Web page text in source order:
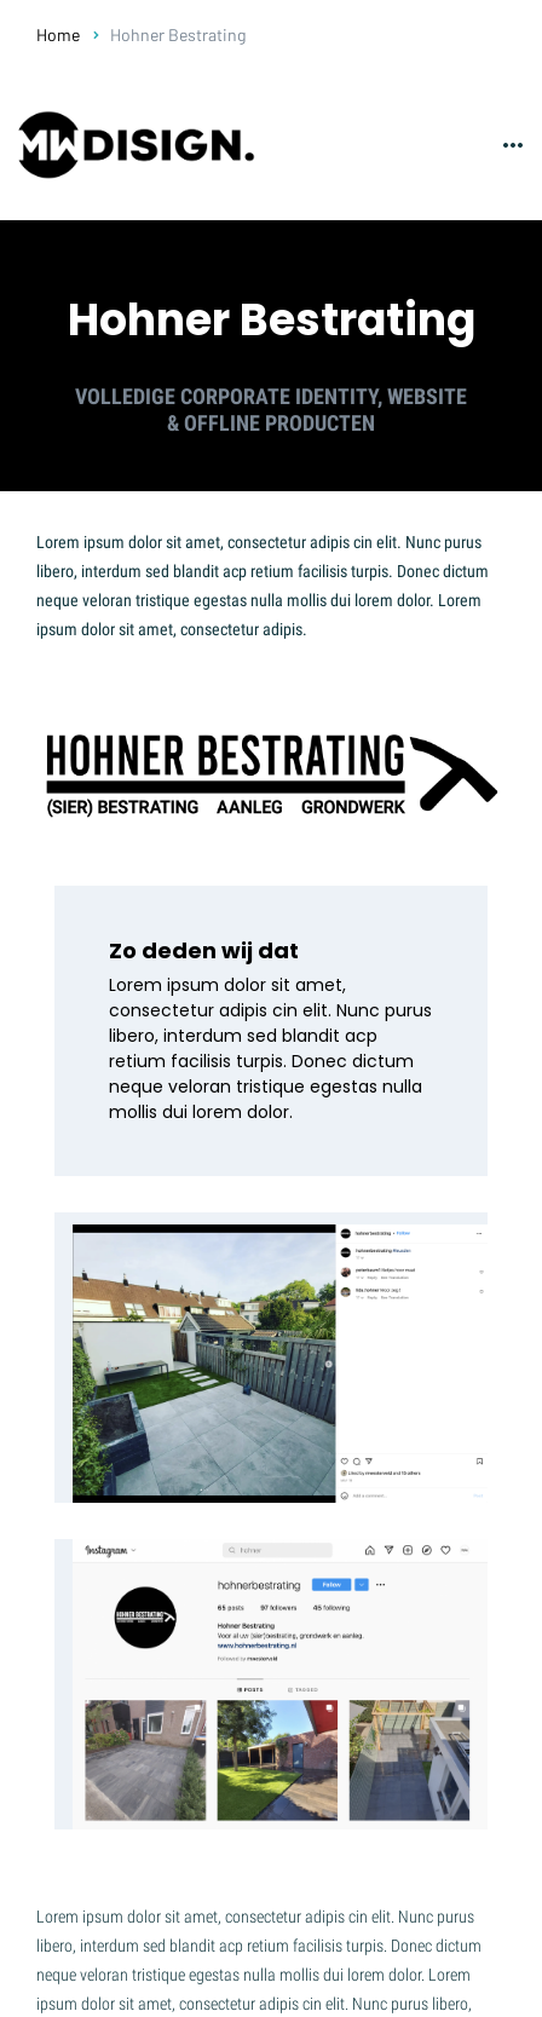
Home Hohner Bestrating
Hohner Bestrating
VOLLEDIGE CORPORATE IDENTITY, WEBSITE
& OFFLINE PRODUCTEN
Lorem ipsum dolor sit amet, consectetur adipis cin elit. Nunc purus
libero, interdum sed blandit acp retium facilisis turpis. Donec dictum
neque veloran tristique egestas nulla mollis dui lorem dolor. Lorem
ipsum dolor sit amet, consectetur adipis.
Zo deden wij dat
Lorem ipsum dolor sit amet,
consectetur adipis cin elit. Nunc purus
libero, interdum sed blandit acp
retium facilisis turpis. Donec dictum
neque veloran tristique egestas nulla
mollis dui lorem dolor.
Lorem ipsum dolor sit amet, consectetur adipis cin elit. Nunc purus
libero, interdum sed blandit acp retium facilisis turpis. Donec dictum
neque veloran tristique egestas nulla mollis dui lorem dolor. Lorem
ipsum dolor sit amet, consectetur adipis cin elit. Nunc purus libero,